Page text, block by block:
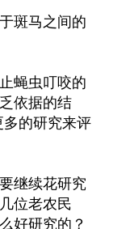
斑马之间的
蝇虫叮咬的
依据的结
多的研究来评
继续花研究
位老农民
好研究的？